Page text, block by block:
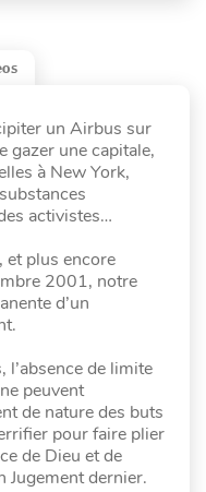
un Airbus sur
gazer une capitale,
à New York,
activistes…
et plus encore
2001, notre
d’un
l’absence de limite
peuvent
de nature des buts
pour faire plier
de Dieu et de
Jugement dernier.